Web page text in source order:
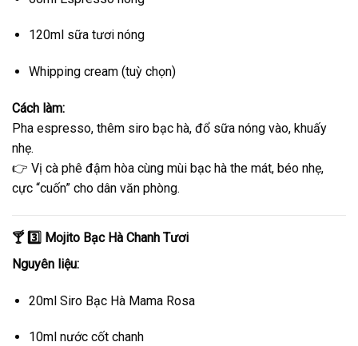
120ml sữa tươi nóng
Whipping cream (tuỳ chọn)
Cách làm:
Pha espresso, thêm siro bạc hà, đổ sữa nóng vào, khuấy
nhẹ.
👉 Vị cà phê đậm hòa cùng mùi bạc hà the mát, béo nhẹ,
cực “cuốn” cho dân văn phòng.
🍸 3️⃣ Mojito Bạc Hà Chanh Tươi
Nguyên liệu:
20ml Siro Bạc Hà Mama Rosa
10ml nước cốt chanh